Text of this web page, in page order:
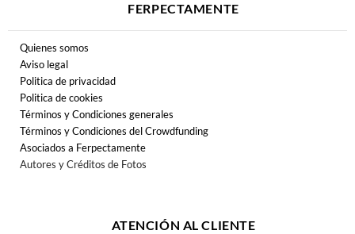
FERPECTAMENTE
Quienes somos
Aviso legal
Politica de privacidad
Politica de cookies
Términos y Condiciones generales
Términos y Condiciones del Crowdfunding
Asociados a Ferpectamente
Autores y Créditos de Fotos
ATENCIÓN AL CLIENTE